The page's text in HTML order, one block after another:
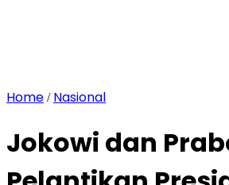
Home / Nasional
Jokowi dan